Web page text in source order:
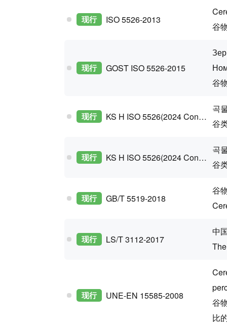
现行 ISO 5526-2013
谷
现行 GOST ISO 5526-2015
谷
现行 KS H ISO 5526(2024 Confirm)
곡
谷
现行 KS H ISO 5526(2024 Confirm)
곡
谷
现行 GB/T 5519-2018
谷
现行 LS/T 3112-2017
中
现行 UNE-EN 15585-2008
谷
比